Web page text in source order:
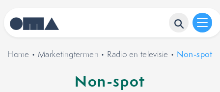
Home • Marketingtermen • Radio en televisie • Non-spot
Non-spot